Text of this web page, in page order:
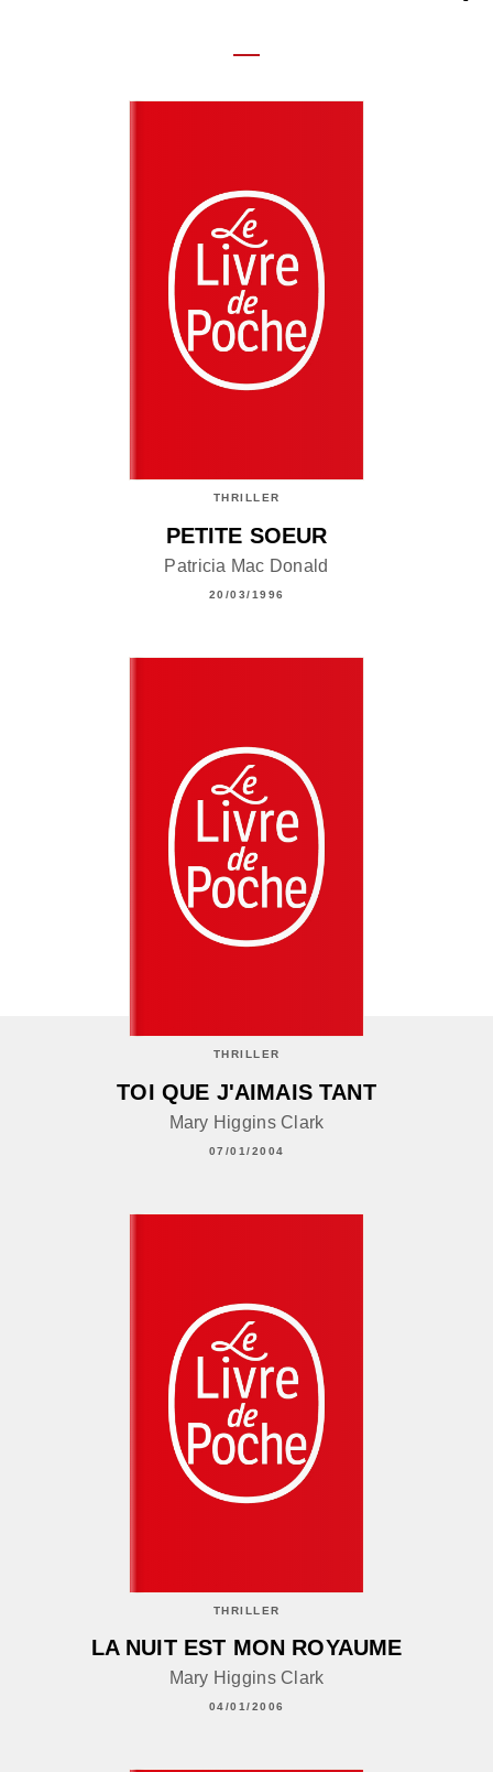
THRILLER
PETITE SOEUR
Patricia Mac Donald
20/03/1996
THRILLER
TOI QUE J'AIMAIS TANT
Mary Higgins Clark
07/01/2004
THRILLER
LA NUIT EST MON ROYAUME
Mary Higgins Clark
04/01/2006